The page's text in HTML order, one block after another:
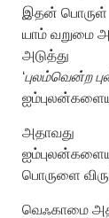
இதன் பொருள்
யாம் வறுமை
அடுத்து
‘புலம்வென்ற
அதாவது
பொருளை
வெஃகாமை